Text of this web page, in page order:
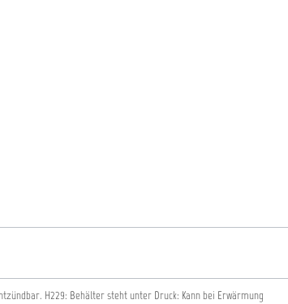
H229: Behälter steht unter Druck: Kann bei Erwärmung